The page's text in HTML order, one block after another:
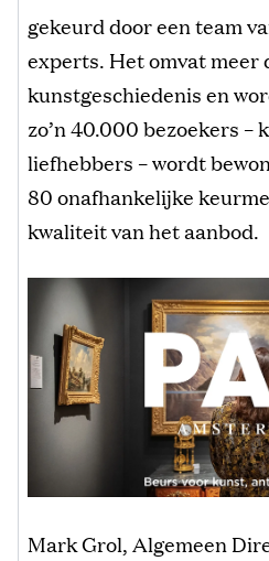
gekeurd door een team
experts. Het omvat meer
kunstgeschiedenis en
zo’n 40.000 bezoekers –
liefhebbers – wordt
80 onafhankelijke
kwaliteit van het aanbod.
Mark Grol, Algemeen